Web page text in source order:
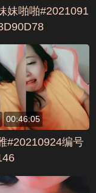
妹啪啪#2021091
00:46:05
#20210924编号